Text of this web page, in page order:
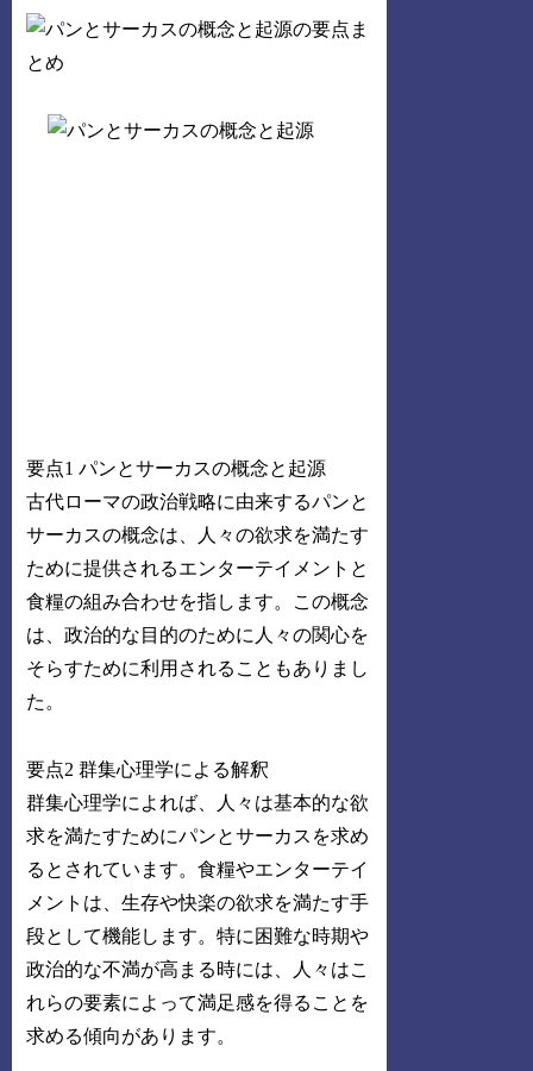
要点1 パンとサーカスの概念と起源
古代ローマの政治戦略に由来するパンと
サーカスの概念は、人々の欲求を満たす
ために提供されるエンターテイメントと
食糧の組み合わせを指します。この概念
は、政治的な目的のために人々の関心を
そらすために利用されることもありまし
た。
要点2 群集心理学による解釈
群集心理学によれば、人々は基本的な欲
求を満たすためにパンとサーカスを求め
るとされています。食糧やエンターテイ
メントは、生存や快楽の欲求を満たす手
段として機能します。特に困難な時期や
政治的な不満が高まる時には、人々はこ
れらの要素によって満足感を得ることを
求める傾向があります。